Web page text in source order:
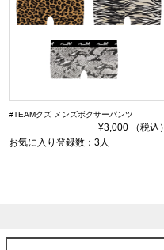
#TEAMクズ メンズボクサーパンツ
¥3,000 （税込）
お気に入り登録数：3人